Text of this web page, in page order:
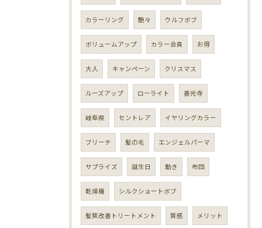
カラーリング 艶々 ウルフボブ
ボリュームアップ カラー会員 お得
大人 キャンペーン クリスマス
ルーズアップ ローライト 善光寺
岐阜県 セントレア イヤリングカラー
ブリーチ 髪の毛 エンジェルパーマ
サプライズ 誕生日 動き 布団
乾燥機 シルクショートボブ
髪質改善トリートメント 質感 メリット